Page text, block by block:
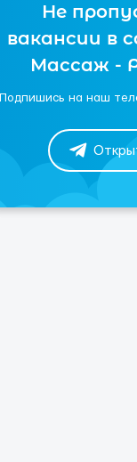
Не
вакансии в
Массаж -
Подпишись на наш